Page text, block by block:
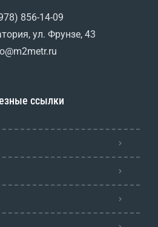
856-14-09
ул. Фрунзе, 43
ссылки